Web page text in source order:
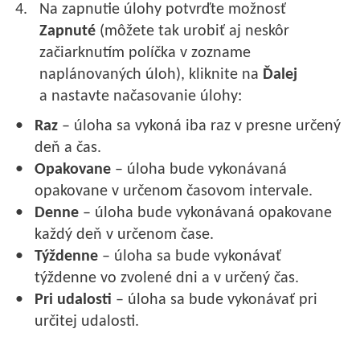
Na zapnutie úlohy potvrďte možnosť
Zapnuté (môžete tak urobiť aj neskôr
začiarknutím políčka v zozname
naplánovaných úloh), kliknite na Ďalej
a nastavte načasovanie úlohy:
Raz – úloha sa vykoná iba raz v presne určený
deň a čas.
Opakovane – úloha bude vykonávaná
opakovane v určenom časovom intervale.
Denne – úloha bude vykonávaná opakovane
každý deň v určenom čase.
Týždenne – úloha sa bude vykonávať
týždenne vo zvolené dni a v určený čas.
Pri udalosti – úloha sa bude vykonávať pri
určitej udalosti.